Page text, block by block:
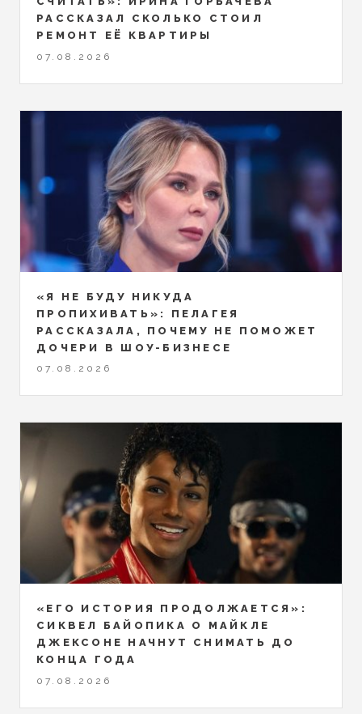
РАССКАЗАЛ СКОЛЬКО СТОИЛ
РЕМОНТ ЕЁ КВАРТИРЫ
07.08.2026
«Я НЕ БУДУ НИКУДА
ПРОПИХИВАТЬ»: ПЕЛАГЕЯ
РАССКАЗАЛА, ПОЧЕМУ НЕ ПОМОЖЕТ
ДОЧЕРИ В ШОУ-БИЗНЕСЕ
07.08.2026
«ЕГО ИСТОРИЯ ПРОДОЛЖАЕТСЯ»:
СИКВЕЛ БАЙОПИКА О МАЙКЛЕ
ДЖЕКСОНЕ НАЧНУТ СНИМАТЬ ДО
КОНЦА ГОДА
07.08.2026